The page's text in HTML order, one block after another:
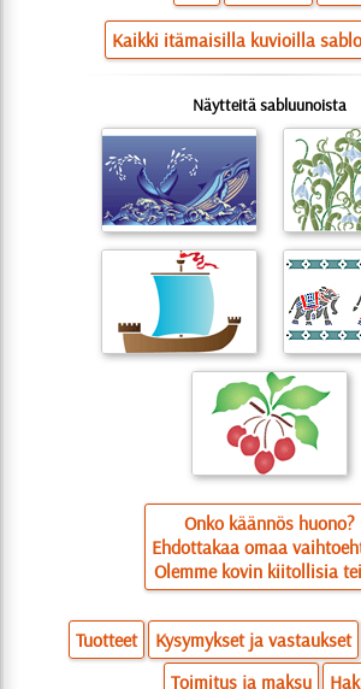
Kaikki itämaisilla kuvioilla
Näytteitä sabluunoista
Onko käännös huono?
Ehdottakaa omaa
Olemme kovin kiitollisia
Tuotteet Kysymykset ja vastaukset
Toimitus ja maksu